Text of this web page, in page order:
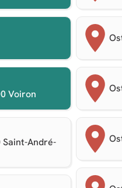
Voiron
André-